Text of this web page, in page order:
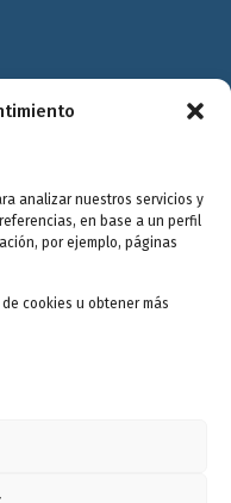
analizar nuestros servicios y
en base a un perfil
por ejemplo, páginas
cookies u obtener más
industrial
industrial